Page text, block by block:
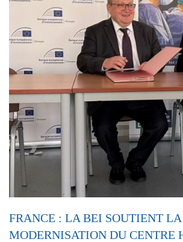
FRANCE : LA BEI SOUTIENT LA
MODERNISATION DU CENTRE